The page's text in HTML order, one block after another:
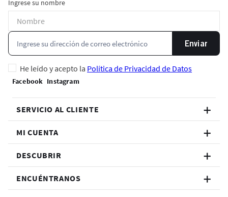
Ingrese su nombre
Enviar
He leído y acepto la Política de Privacidad de Datos
SERVICIO AL CLIENTE
MI CUENTA
DESCUBRIR
ENCUÉNTRANOS